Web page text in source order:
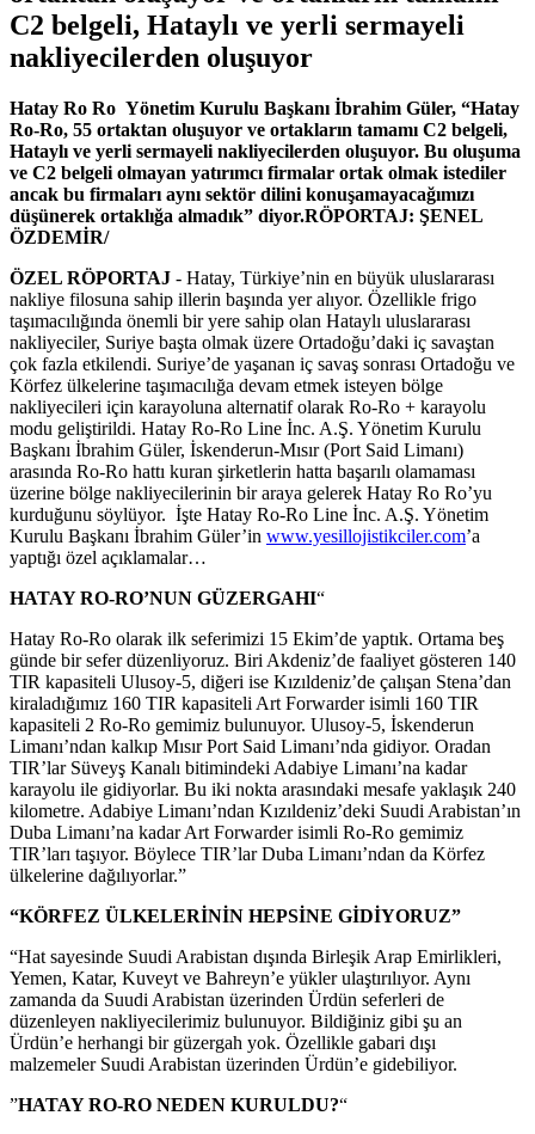
C2 belgeli, Hataylı ve yerli sermayeli
nakliyecilerden oluşuyor
Hatay Ro Ro Yönetim Kurulu Başkanı İbrahim Güler, “Hatay
Ro-Ro, 55 ortaktan oluşuyor ve ortakların tamamı C2 belgeli,
Hataylı ve yerli sermayeli nakliyecilerden oluşuyor. Bu oluşuma
ve C2 belgeli olmayan yatırımcı firmalar ortak olmak istediler
ancak bu firmaları aynı sektör dilini konuşamayacağımızı
düşünerek ortaklığa almadık” diyor.RÖPORTAJ: ŞENEL
ÖZDEMİR/
ÖZEL RÖPORTAJ - Hatay, Türkiye’nin en büyük uluslararası
nakliye filosuna sahip illerin başında yer alıyor. Özellikle frigo
taşımacılığında önemli bir yere sahip olan Hataylı uluslararası
nakliyeciler, Suriye başta olmak üzere Ortadoğu’daki iç savaştan
çok fazla etkilendi. Suriye’de yaşanan iç savaş sonrası Ortadoğu ve
Körfez ülkelerine taşımacılığa devam etmek isteyen bölge
nakliyecileri için karayoluna alternatif olarak Ro-Ro + karayolu
modu geliştirildi. Hatay Ro-Ro Line İnc. A.Ş. Yönetim Kurulu
Başkanı İbrahim Güler, İskenderun-Mısır (Port Said Limanı)
arasında Ro-Ro hattı kuran şirketlerin hatta başarılı olamaması
üzerine bölge nakliyecilerinin bir araya gelerek Hatay Ro Ro’yu
kurduğunu söylüyor. İşte Hatay Ro-Ro Line İnc. A.Ş. Yönetim
Kurulu Başkanı İbrahim Güler’in www.yesillojistikciler.com’a
yaptığı özel açıklamalar…
HATAY RO-RO’NUN GÜZERGAHI“
Hatay Ro-Ro olarak ilk seferimizi 15 Ekim’de yaptık. Ortama beş
günde bir sefer düzenliyoruz. Biri Akdeniz’de faaliyet gösteren 140
TIR kapasiteli Ulusoy-5, diğeri ise Kızıldeniz’de çalışan Stena’dan
kiraladığımız 160 TIR kapasiteli Art Forwarder isimli 160 TIR
kapasiteli 2 Ro-Ro gemimiz bulunuyor. Ulusoy-5, İskenderun
Limanı’ndan kalkıp Mısır Port Said Limanı’nda gidiyor. Oradan
TIR’lar Süveyş Kanalı bitimindeki Adabiye Limanı’na kadar
karayolu ile gidiyorlar. Bu iki nokta arasındaki mesafe yaklaşık 240
kilometre. Adabiye Limanı’ndan Kızıldeniz’deki Suudi Arabistan’ın
Duba Limanı’na kadar Art Forwarder isimli Ro-Ro gemimiz
TIR’ları taşıyor. Böylece TIR’lar Duba Limanı’ndan da Körfez
ülkelerine dağılıyorlar.”
“KÖRFEZ ÜLKELERİNİN HEPSİNE GİDİYORUZ”
“Hat sayesinde Suudi Arabistan dışında Birleşik Arap Emirlikleri,
Yemen, Katar, Kuveyt ve Bahreyn’e yükler ulaştırılıyor. Aynı
zamanda da Suudi Arabistan üzerinden Ürdün seferleri de
düzenleyen nakliyecilerimiz bulunuyor. Bildiğiniz gibi şu an
Ürdün’e herhangi bir güzergah yok. Özellikle gabari dışı
malzemeler Suudi Arabistan üzerinden Ürdün’e gidebiliyor.
”HATAY RO-RO NEDEN KURULDU?“